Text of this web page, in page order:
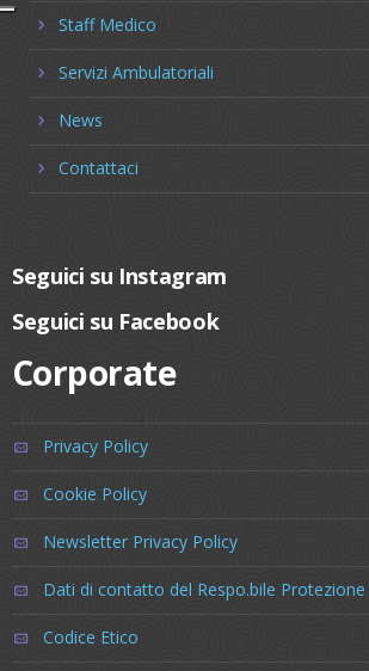
Staff Medico
Servizi Ambulatoriali
News
Contattaci
Seguici su Instagram
Seguici su Facebook
Corporate
Privacy Policy
Cookie Policy
Newsletter Privacy Policy
Dati di contatto del Respo.bile
Codice Etico